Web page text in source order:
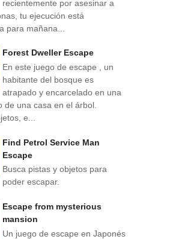
recientemente por asesinar a
tu ejecución está
para mañana...
Forest Dweller Escape
En este juego de escape , un
habitante del bosque es
atrapado y encarcelado en una
de una casa en el árbol.
e...
Find Petrol Service Man
Escape
Busca pistas y objetos para
poder escapar.
Escape from mysterious
mansion
Un juego de escape en Japonés